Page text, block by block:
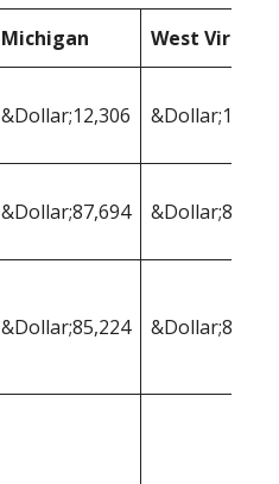
Michigan West Virginia
&Dollar;12,306 &Dollar;13.596
&Dollar;87,694 &Dollar;86,404
&Dollar;85,224 &Dollar;85,672